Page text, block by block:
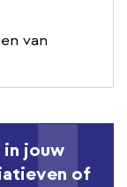
van
jouw
of